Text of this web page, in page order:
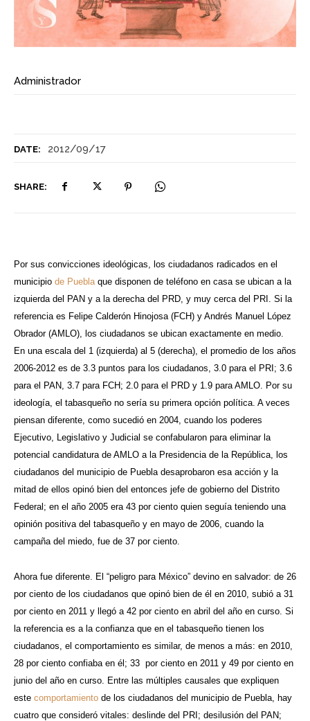
DATE: 2012/09/17
SHARE:
Administrador
Por sus convicciones ideológicas, los ciudadanos radicados en el
municipio de Puebla que disponen de teléfono en casa se ubican a la
izquierda del PAN y a la derecha del PRD, y muy cerca del PRI. Si la
referencia es Felipe Calderón Hinojosa (FCH) y Andrés Manuel López
Obrador (AMLO), los ciudadanos se ubican exactamente en medio.
En una escala del 1 (izquierda) al 5 (derecha), el promedio de los años
2006-2012 es de 3.3 puntos para los ciudadanos, 3.0 para el PRI; 3.6
para el PAN, 3.7 para FCH; 2.0 para el PRD y 1.9 para AMLO. Por su
ideología, el tabasqueño no sería su primera opción política. A veces
piensan diferente, como sucedió en 2004, cuando los poderes
Ejecutivo, Legislativo y Judicial se confabularon para eliminar la
potencial candidatura de AMLO a la Presidencia de la República, los
ciudadanos del municipio de Puebla desaprobaron esa acción y la
mitad de ellos opinó bien del entonces jefe de gobierno del Distrito
Federal; en el año 2005 era 43 por ciento quien seguía teniendo una
opinión positiva del tabasqueño y en mayo de 2006, cuando la
campaña del miedo, fue de 37 por ciento.
Ahora fue diferente. El “peligro para México” devino en salvador: de 26
por ciento de los ciudadanos que opinó bien de él en 2010, subió a 31
por ciento en 2011 y llegó a 42 por ciento en abril del año en curso. Si
la referencia es a la confianza que en el tabasqueño tienen los
ciudadanos, el comportamiento es similar, de menos a más: en 2010,
28 por ciento confiaba en él; 33 por ciento en 2011 y 49 por ciento en
junio del año en curso. Entre las múltiples causales que expliquen
este comportamiento de los ciudadanos del municipio de Puebla, hay
cuatro que consideró vitales: deslinde del PRI; desilusión del PAN;